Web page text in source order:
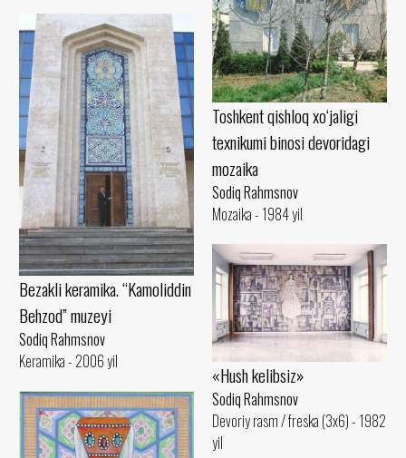
Toshkent qishloq xo‘jaligi
texnikumi binosi devoridagi
mozaika
Sodiq Rahmsnov
Mozaika - 1984 yil
Bezakli keramika. “Kamoliddin
Behzod” muzeyi
Sodiq Rahmsnov
Keramika - 2006 yil
«Hush kelibsiz»
Sodiq Rahmsnov
Devoriy rasm / freska (3x6) - 1982
yil